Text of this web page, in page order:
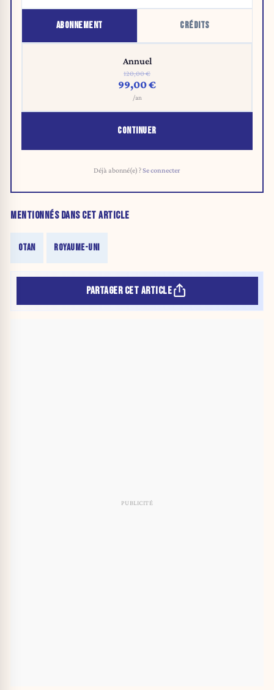
ABONNEMENT CRÉDITS
Annuel
120,00 €
99,00 €
/an
CONTINUER
Déjà abonné(e) ?Se connecter
MENTIONNÉS DANS CET ARTICLE
OTAN ROYAUME-UNI
PARTAGER CET ARTICLE